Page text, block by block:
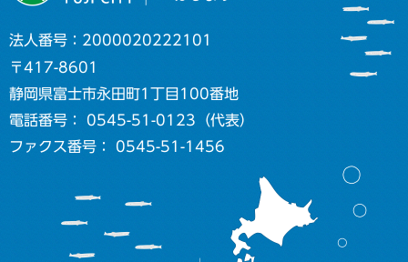
法人番号：2000020222101
〒417-8601
静岡県富士市永田町1丁目100番地
電話番号： 0545-51-0123（代表）
ファクス番号： 0545-51-1456